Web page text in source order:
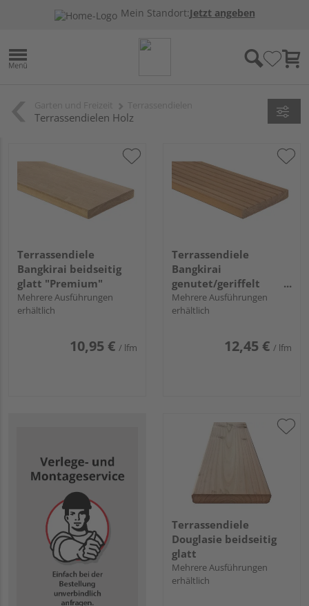
Mein Standort:Jetzt angeben
Terrassendielen Holz
Terrassendiele
Bangkirai beidseitig
glatt "Premium"
Mehrere Ausführungen
erhältlich
10,95 € / lfm
Terrassendiele
Bangkirai
genutet/geriffelt
"Premium"
Mehrere Ausführungen
erhältlich
12,45 € / lfm
Terrassendiele
Douglasie beidseitig
glatt
Mehrere Ausführungen
erhältlich